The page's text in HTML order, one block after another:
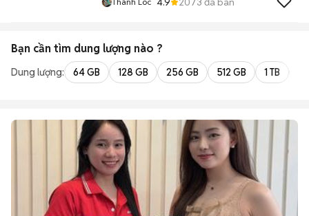
Bạn cần tìm dung lượng nào ?
Dung lượng: 64 GB 128 GB 256 GB 512 GB 1 TB